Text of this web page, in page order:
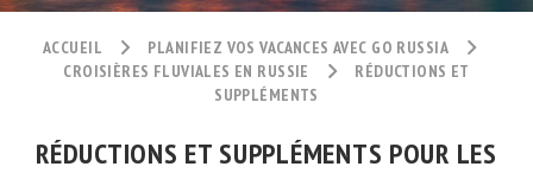
ACCUEIL
PLANIFIEZ VOS VACANCES AVEC GO RUSSIA
CROISIÈRES FLUVIALES EN RUSSIE
RÉDUCTIONS ET
SUPPLÉMENTS
RÉDUCTIONS ET SUPPLÉMENTS POUR LES